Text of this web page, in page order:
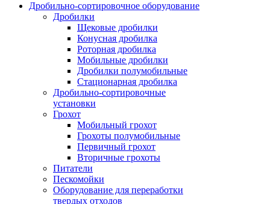
Дробильно-сортировочное оборудование
Дробилки
Щековые дробилки
Конусная дробилка
Роторная дробилка
Мобильные дробилки
Дробилки полумобильные
Стационарная дробилка
Дробильно-сортировочные
установки
Грохот
Мобильный грохот
Грохоты полумобильные
Первичный грохот
Вторичные грохоты
Питатели
Пескомойки
Оборудование для переработки
твердых отходов